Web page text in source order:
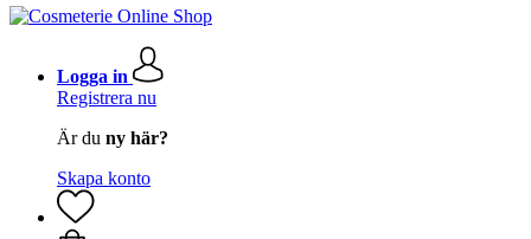
Logga in
Registrera nu
Är du ny här?
Skapa konto